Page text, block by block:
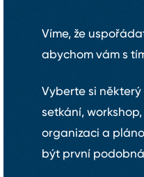
Víme, že
abychom vám s
Vyberte si
setkání,
organizaci a
být první